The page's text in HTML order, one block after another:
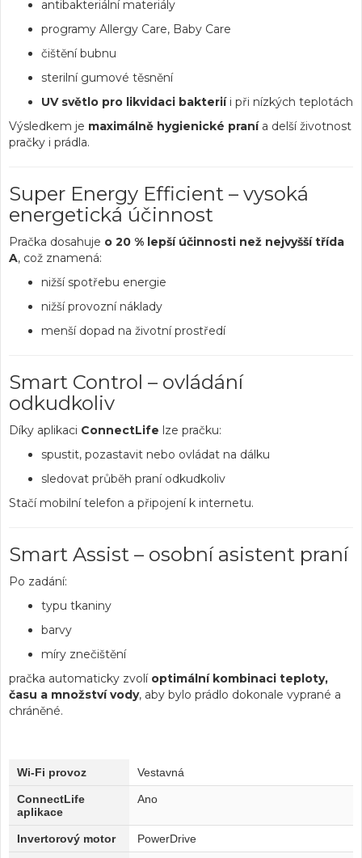
antibakteriální materiály
programy Allergy Care, Baby Care
čištění bubnu
sterilní gumové těsnění
UV světlo pro likvidaci bakteriíi při nízkých teplotách
Výsledkem je maximálně hygienické pranía delší životnost
pračky i prádla.
Super Energy Efficient – vysoká
energetická účinnost
Pračka dosahuje o 20 % lepší účinnosti než nejvyšší třída
A, což znamená:
nižší spotřebu energie
nižší provozní náklady
menší dopad na životní prostředí
Smart Control – ovládání
odkudkoliv
Díky aplikaci ConnectLife lze pračku:
spustit, pozastavit nebo ovládat na dálku
sledovat průběh praní odkudkoliv
Stačí mobilní telefon a připojení k internetu.
Smart Assist – osobní asistent praní
Po zadání:
typu tkaniny
barvy
míry znečištění
pračka automaticky zvolí optimální kombinaci teploty,
času a množství vody, aby bylo prádlo dokonale vyprané a
chráněné.
Wi-Fi provoz Vestavná
ConnectLife
aplikace
Ano
Invertorový motor PowerDrive